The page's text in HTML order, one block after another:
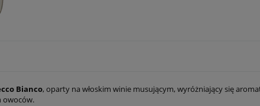
Bianco, oparty na włoskim winie musującym, wyróżniający się
owoców.